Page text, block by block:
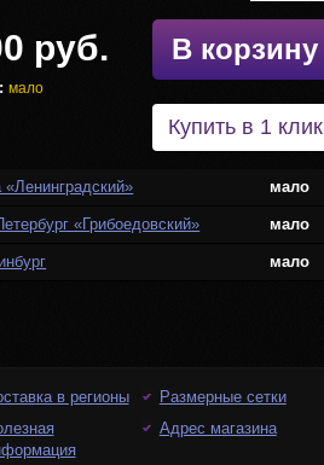
руб.
мало
В корзину
Купить в 1 клик
«Ленинградский» мало
«Грибоедовский» мало
мало
в регионы
Размерные сетки
Адрес магазина